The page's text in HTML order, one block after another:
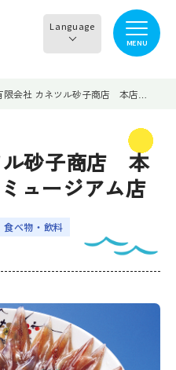
Language
한국어
简体中文
MENU
食べる
なめりかわめぐり
滑川から○○へ！サイク
リングコース
限会社 カネツル砂子商店 本店…
ル砂子商店 本
ュージアム店
⾷べ物・飲料